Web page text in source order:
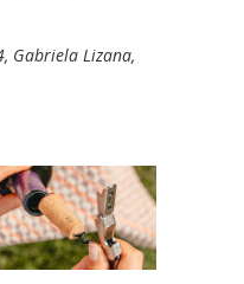
Gabriela Lizana,